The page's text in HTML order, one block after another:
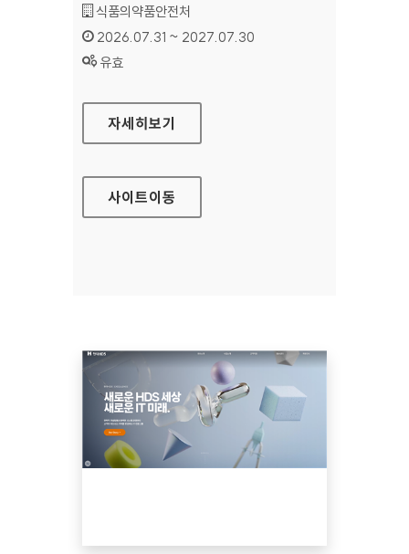
기관명 :
식품의약품안전처
인증기간 :
2026.07.31 ~ 2027.07.30
상태 :
유효
식품안전나라
자세히보기
사이트이동